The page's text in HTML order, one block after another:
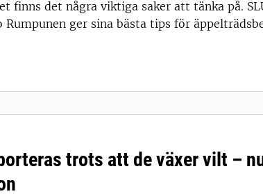
finns det några viktiga saker att tänka på.
ger sina bästa tips för
trots att de växer vilt –